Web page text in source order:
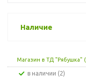
Наличие
Магазин в ТД "Рябушка"
В наличии (2)